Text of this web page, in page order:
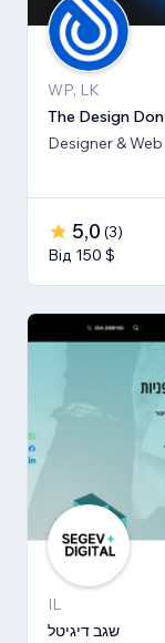
WP, LK
The Design Don
Designer &
5,0 (3)
Від 150 $
IL
שגב דיגיטל